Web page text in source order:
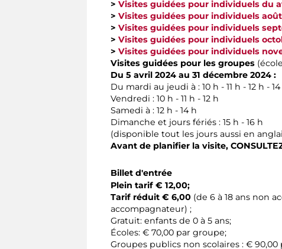
> Visites guidées pour individuels du
> Visites guidées pour individuels
> Visites guidées pour individuels
> Visites guidées pour individuels
> Visites guidées pour individuels
Visites guidées pour les groupes
Du 5 avril 2024 au 31 décembre 2024 :
Du mardi au jeudi à : 10 h - 11 h - 12 h - 14
Vendredi : 10 h - 11 h - 12 h
Samedi à : 12 h - 14 h
Dimanche et jours fériés : 15 h - 16 h
(disponible tout les jours aussi en
Avant de planifier la visite,
Billet d'entrée
Plein tarif € 12,00;
Tarif réduit € 6,00 (de 6 à 18 ans non
accompagnateur) ;
Gratuit: enfants de 0 à 5 ans;
Écoles: € 70,00 par groupe;
Groupes publics non scolaires : €